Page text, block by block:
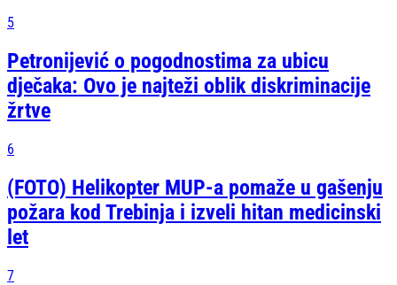
5
Petronijević o pogodnostima za ubicu
dječaka: Ovo je najteži oblik diskriminacije
žrtve
6
(FOTO) Helikopter MUP-a pomaže u gašenju
požara kod Trebinja i izveli hitan medicinski
let
7